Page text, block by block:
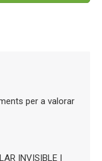
per a valorar
INVISIBLE I